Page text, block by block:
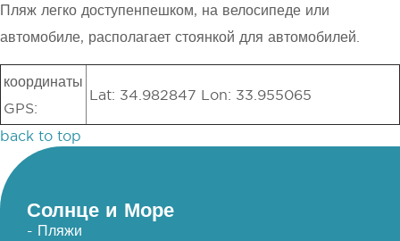
Пляж легко доступенпешком, на велосипеде или
автомобиле, располагает стоянкой для автомобилей.
координаты
GPS:
Lat: 34.982847 Lon: 33.955065
back to top
Солнце и Море
- Пляжи